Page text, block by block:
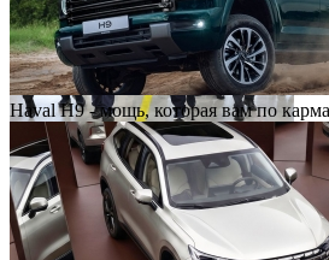
Рабочий визит Первого
Н.Налибаева на завод КАИК
Haval H9 - мощь, которая вам по